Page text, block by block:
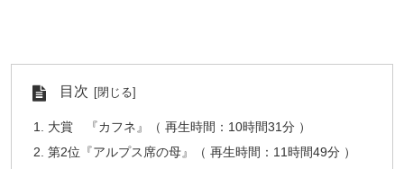
目次
大賞 『カフネ』（ 再生時間：10時間31分 ）
第2位『アルプス席の母』（ 再生時間：11時間49分 ）